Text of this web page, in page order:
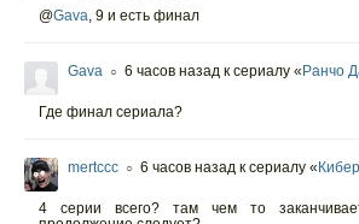
@Gava, 9 и есть финал
Gava ○ 6 часов назад к сериалу « Ранчо
Где финал сериала?
mertccc ○ 6 часов назад к сериалу «
4 серии всего? там чем то